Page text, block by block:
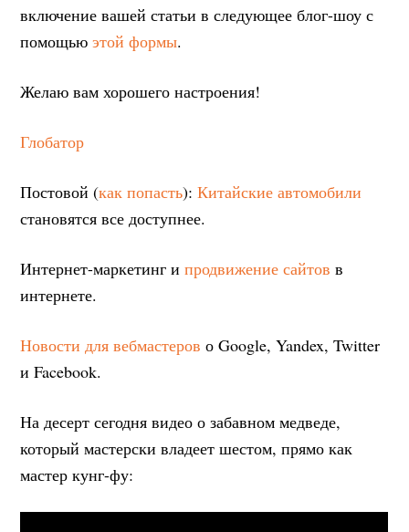
включение вашей статьи в следующее блог-шоу с
помощьюэтой формы.
Желаю вам хорошего настроения!
Глобатор
Постовой (как попасть):Китайские автомобили
становятся все доступнее.
Интернет-маркетинг ипродвижение сайтов в
интернете.
Новости для вебмастеров о Google, Yandex, Twitter
и Facebook.
На десерт сегодня видео о забавном медведе,
который мастерски владеет шестом, прямо как
мастер кунг-фу: